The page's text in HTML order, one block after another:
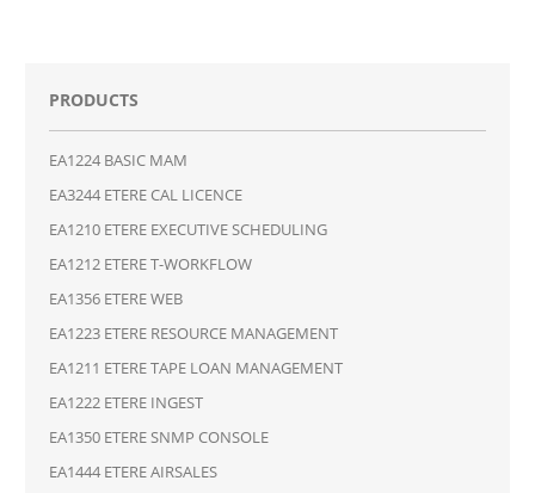
PRODUCTS
EA1224 BASIC MAM
EA3244 ETERE CAL LICENCE
EA1210 ETERE EXECUTIVE SCHEDULING
EA1212 ETERE T-WORKFLOW
EA1356 ETERE WEB
EA1223 ETERE RESOURCE MANAGEMENT
EA1211 ETERE TAPE LOAN MANAGEMENT
EA1222 ETERE INGEST
EA1350 ETERE SNMP CONSOLE
EA1444 ETERE AIRSALES